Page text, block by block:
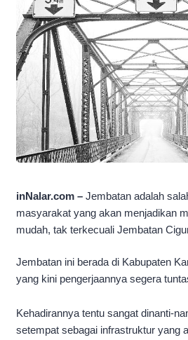
inNalar.com – Jembatan adalah
masyarakat yang akan menjadikan
mudah, tak terkecuali Jembatan
Jembatan ini berada di Kabupaten
yang kini pengerjaannya segera
Kehadirannya tentu sangat dinanti-
setempat sebagai infrastruktur yang